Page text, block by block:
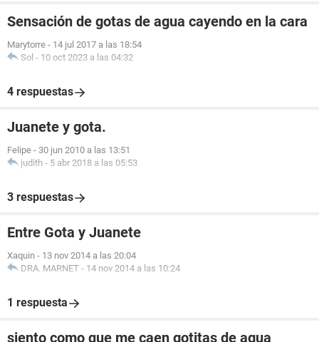
Sensación de gotas de agua cayendo en la cara
Marytorre - 14 jul 2017 a las 18:54
Sol - 10 oct 2023 a las 04:32
4 respuestas
Juanete y gota.
Felipe - 30 jun 2010 a las 13:51
judith - 5 abr 2018 a las 05:53
3 respuestas
Entre Gota y Juanete
Xaquin - 13 nov 2014 a las 20:04
DRA. MARNET - 14 nov 2014 a las 10:24
1 respuesta
siento como que me caen gotitas de agua